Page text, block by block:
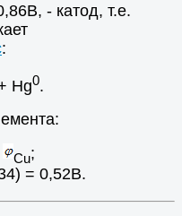
- катод, т.е.
:
Hg0.
Cu;
= 0,52B.